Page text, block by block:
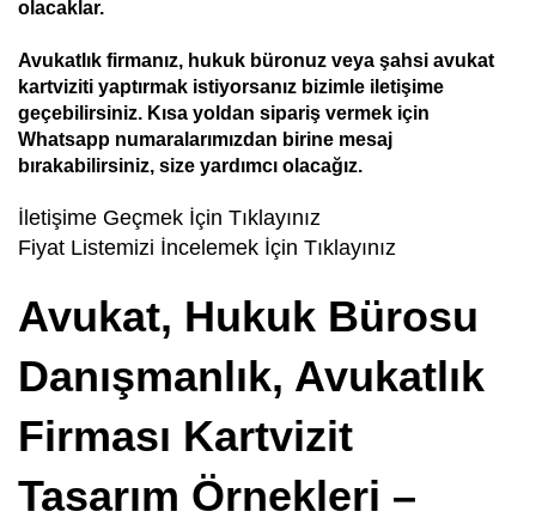
olacaklar.
Avukatlık firmanız, hukuk büronuz veya şahsi avukat
kartviziti yaptırmak istiyorsanız bizimle iletişime
geçebilirsiniz. Kısa yoldan sipariş vermek için
Whatsapp numaralarımızdan birine mesaj
bırakabilirsiniz, size yardımcı olacağız.
İletişime Geçmek İçin Tıklayınız
Fiyat Listemizi İncelemek İçin Tıklayınız
Avukat, Hukuk Bürosu
Danışmanlık, Avukatlık
Firması Kartvizit
Tasarım Örnekleri –